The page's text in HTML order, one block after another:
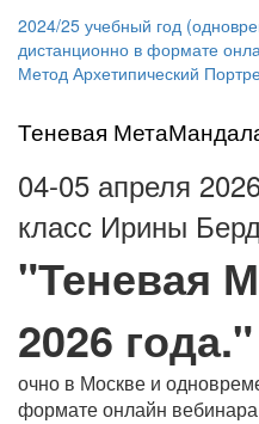
2024/25 учебный год
дистанционно в формате
Метод Архетипический
Теневая
04-05 апреля
класс Ирины
"Теневая
2026 года."
очно в Москве и
формате онлайн вебинара